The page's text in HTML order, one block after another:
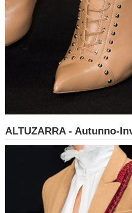
ALTUZARRA - Autunno-